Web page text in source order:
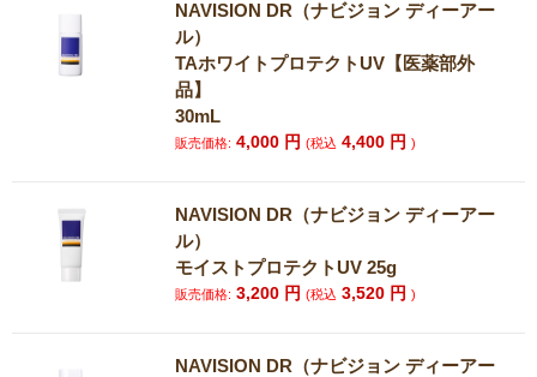
NAVISION DR（ナビジョン ディーアー
ル）
TAホワイトプロテクトUV【医薬部外
品】
30mL
販売価格: 4,000 円(税込 4,400 円)
NAVISION DR（ナビジョン ディーアー
ル）
モイストプロテクトUV 25g
販売価格: 3,200 円(税込 3,520 円)
NAVISION DR（ナビジョン ディーアー